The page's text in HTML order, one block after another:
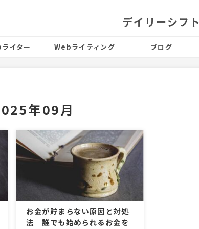
デイリーシフト
イター Webライティング ブログ
年09月
お金が貯まらない原因と対処
法｜誰でも始められるお金を